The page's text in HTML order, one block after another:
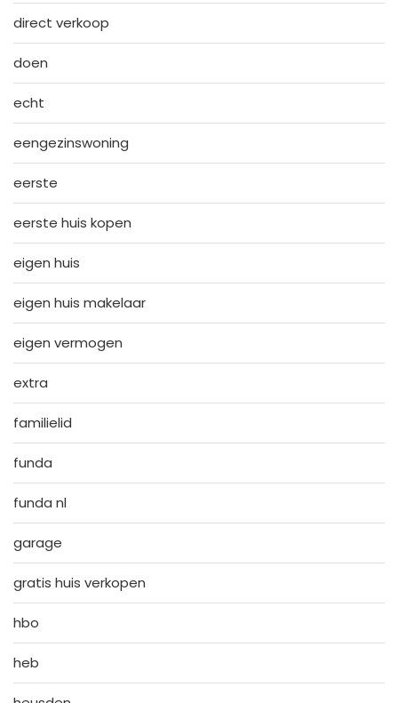
direct verkoop
doen
echt
eengezinswoning
eerste
eerste huis kopen
eigen huis
eigen huis makelaar
eigen vermogen
extra
familielid
funda
funda nl
garage
gratis huis verkopen
hbo
heb